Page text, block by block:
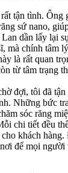
tận tình. Ông
sứ nano,
dần lấy lại
mà chính tâm
là rất quan
từ tâm trạng
đợi, tôi đã
Những bức
sóc răng
chi tiết đều
khách
để mọi